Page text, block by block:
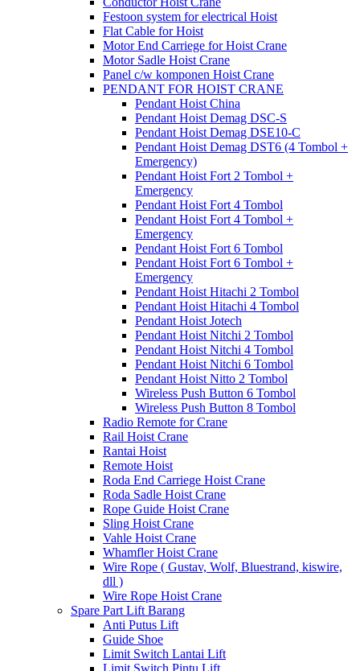
Festoon system for electrical Hoist
Flat Cable for Hoist
Motor End Carriege for Hoist Crane
Motor Sadle Hoist Crane
Panel c/w komponen Hoist Crane
PENDANT FOR HOIST CRANE
Pendant Hoist China
Pendant Hoist Demag DSC-S
Pendant Hoist Demag DSE10-C
Pendant Hoist Demag DST6 (4 Tombol +
Emergency)
Pendant Hoist Fort 2 Tombol +
Emergency
Pendant Hoist Fort 4 Tombol
Pendant Hoist Fort 4 Tombol +
Emergency
Pendant Hoist Fort 6 Tombol
Pendant Hoist Fort 6 Tombol +
Emergency
Pendant Hoist Hitachi 2 Tombol
Pendant Hoist Hitachi 4 Tombol
Pendant Hoist Jotech
Pendant Hoist Nitchi 2 Tombol
Pendant Hoist Nitchi 4 Tombol
Pendant Hoist Nitchi 6 Tombol
Pendant Hoist Nitto 2 Tombol
Wireless Push Button 6 Tombol
Wireless Push Button 8 Tombol
Radio Remote for Crane
Rail Hoist Crane
Rantai Hoist
Remote Hoist
Roda End Carriege Hoist Crane
Roda Sadle Hoist Crane
Rope Guide Hoist Crane
Sling Hoist Crane
Vahle Hoist Crane
Whamfler Hoist Crane
Wire Rope ( Gustav, Wolf, Bluestrand, kiswire,
dll )
Wire Rope Hoist Crane
Spare Part Lift Barang
Anti Putus Lift
Guide Shoe
Limit Switch Lantai Lift